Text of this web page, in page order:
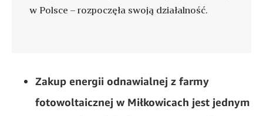
w Polsce – rozpoczęła swoją działalność.
Zakup energii odnawialnej z farmy
fotowoltaicznej w Miłkowicach jest jednym